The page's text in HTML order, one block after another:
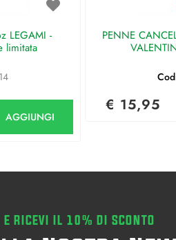
LEGAMI -
limitata
AGGIUNGI
PENNE
€ 15,95
E RICEVI IL 10% DI SCONTO